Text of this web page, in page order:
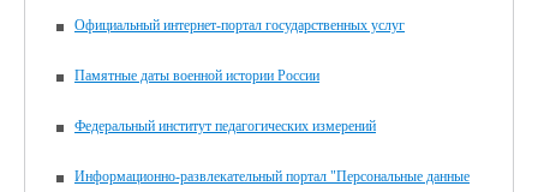
Официальный интернет-портал государственных услуг
Памятные даты военной истории России
Федеральный институт педагогических измерений
Информационно-развлекательный портал "Персональные данные